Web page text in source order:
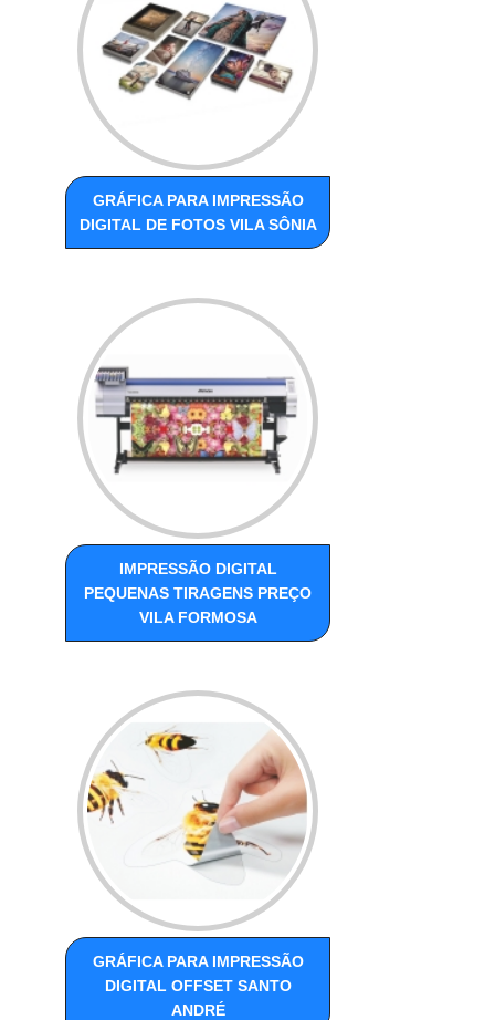
GRÁFICA PARA IMPRESSÃO
DIGITAL DE FOTOS VILA SÔNIA
IMPRESSÃO DIGITAL
PEQUENAS TIRAGENS PREÇO
VILA FORMOSA
GRÁFICA PARA IMPRESSÃO
DIGITAL OFFSET SANTO
ANDRÉ